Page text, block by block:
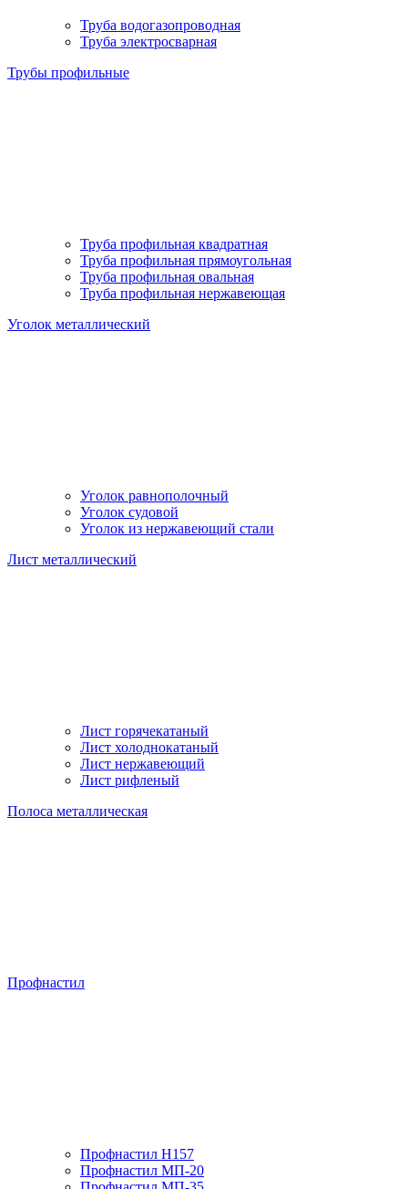
Труба водогазопроводная
Труба электросварная
Трубы профильные
Труба профильная квадратная
Труба профильная прямоугольная
Труба профильная овальная
Труба профильная нержавеющая
Уголок металлический
Уголок равнополочный
Уголок судовой
Уголок из нержавеющий стали
Лист металлический
Лист горячекатаный
Лист холоднокатаный
Лист нержавеющий
Лист рифленый
Полоса металлическая
Профнастил
Профнастил H157
Профнастил МП-20